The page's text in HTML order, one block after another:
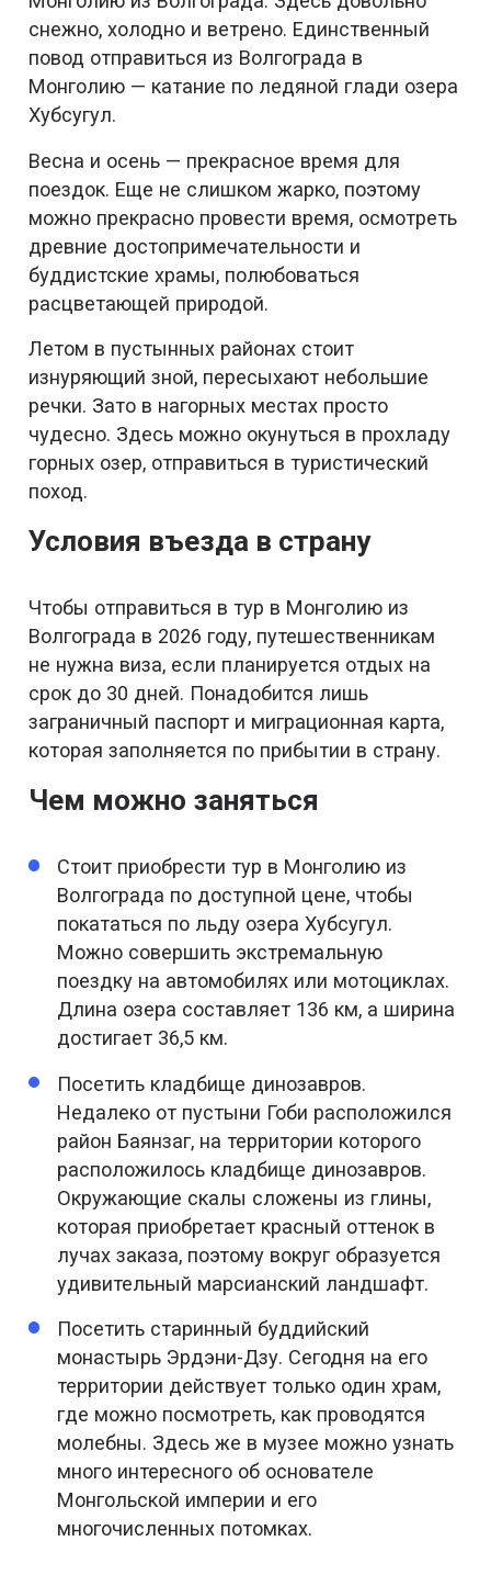
снежно, холодно и ветрено. Единственный
повод отправиться из Волгограда в
Монголию — катание по ледяной глади озера
Хубсугул.
Весна и осень — прекрасное время для
поездок. Еще не слишком жарко, поэтому
можно прекрасно провести время, осмотреть
древние достопримечательности и
буддистские храмы, полюбоваться
расцветающей природой.
Летом в пустынных районах стоит
изнуряющий зной, пересыхают небольшие
речки. Зато в нагорных местах просто
чудесно. Здесь можно окунуться в прохладу
горных озер, отправиться в туристический
поход.
Условия въезда в страну
Чтобы отправиться в тур в Монголию из
Волгограда в 2026 году, путешественникам
не нужна виза, если планируется отдых на
срок до 30 дней. Понадобится лишь
заграничный паспорт и миграционная карта,
которая заполняется по прибытии в страну.
Чем можно заняться
Стоит приобрести тур в Монголию из
Волгограда по доступной цене, чтобы
покататься по льду озера Хубсугул.
Можно совершить экстремальную
поездку на автомобилях или мотоциклах.
Длина озера составляет 136 км, а ширина
достигает 36,5 км.
Посетить кладбище динозавров.
Недалеко от пустыни Гоби расположился
район Баянзаг, на территории которого
расположилось кладбище динозавров.
Окружающие скалы сложены из глины,
которая приобретает красный оттенок в
лучах заказа, поэтому вокруг образуется
удивительный марсианский ландшафт.
Посетить старинный буддийский
монастырь Эрдэни-Дзу. Сегодня на его
территории действует только один храм,
где можно посмотреть, как проводятся
молебны. Здесь же в музее можно узнать
много интересного об основателе
Монгольской империи и его
многочисленных потомках.